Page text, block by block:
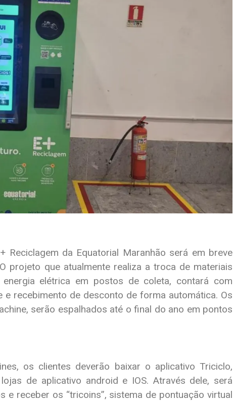
Reciclagem da Equatorial Maranhão será em breve
projeto que atualmente realiza a troca de materiais
elétrica em postos de coleta, contará com
recebimento de desconto de forma automática. Os
serão espalhados até o final do ano em pontos
os clientes deverão baixar o aplicativo Triciclo,
de aplicativo android e IOS. Através dele, será
receber os “tricoins”, sistema de pontuação virtual